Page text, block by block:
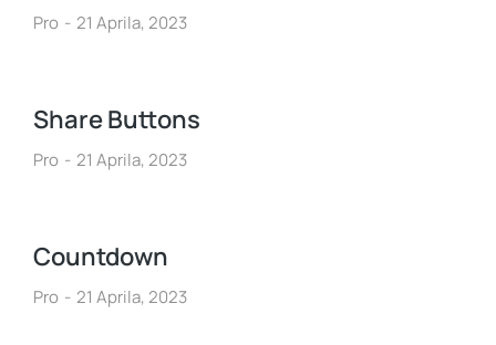
Pro 21 Aprila, 2023
Share Buttons
Pro 21 Aprila, 2023
Countdown
Pro 21 Aprila, 2023